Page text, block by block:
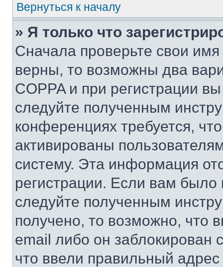
Вернуться к началу
» Я только что
Сначала проверьте свои
верны, то возможны два
COPPA и при регистрации
следуйте полученным
конференциях требуется,
активированы
систему. Эта информация
регистрации. Если вам
следуйте полученным
получено, то возможно, что
email либо он
что ввели правильный адрес